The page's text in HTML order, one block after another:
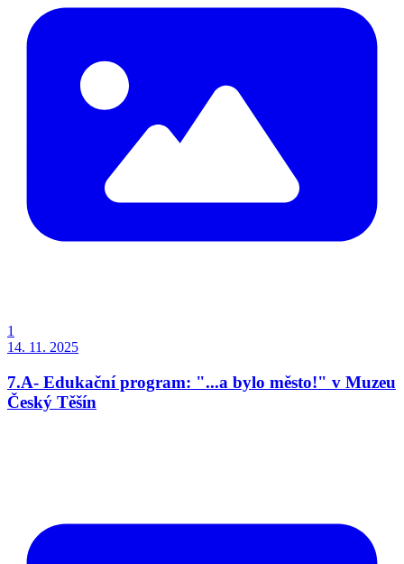
1
14. 11. 2025
7.A- Edukační program: "...a bylo město!" v Muzeu
Český Těšín